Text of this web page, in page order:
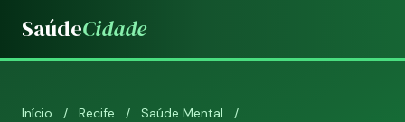
SaúdeCidade
Início / Recife / Saúde Mental
/